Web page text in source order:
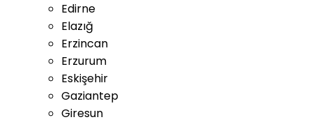
Edirne
Elazığ
Erzincan
Erzurum
Eskişehir
Gaziantep
Giresun